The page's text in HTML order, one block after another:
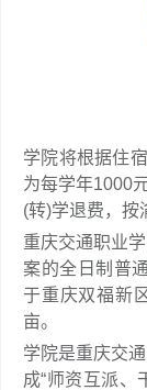
学院将根据住
为每学年1000
(转)学退费，按
重庆交通职业
案的全日制普
于重庆双福新
亩。
学院是重庆交
成“师资互派、